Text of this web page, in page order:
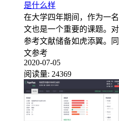
是什么样
在大学四年期间，作为一
文也是一个重要的课题。
参考文献储备如虎添翼。
文参考
2020-07-05
阅读量: 24369